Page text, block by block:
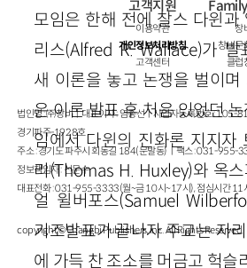
모임은 한해 전에 찰스 다윈과
리스(Alfred R. Wallace)가 발
새 이론을 놓고 논쟁을 벌이며
은 이론 발표 후 처음 있었던
임에서 다윈의 진화론 지지자
리(Thomas H. Huxley)와 옥
얼 윌버포스(Samuel
기조발표가 끝나자 주교는 자
에 가득 찬 조소를 머금고 헉슬
고객지원
이용약관
개인정보처리방침
고객센터
창
창비문
클럽
법인명 : ㈜창비ㅣ대표이사 : 염종선ㅣ사업자등록번호 :
경기파주-1928호
주소 : 경기도 파주시 회동길 184(문발동)ㅣ팩스 : 031-955-
정보책임자 : 신문수
대표전화 : 031-955-3333(월~금 10시~17시), 점심시간 11
copyright © Changbi Publishers, inc. All Rights Reserved.